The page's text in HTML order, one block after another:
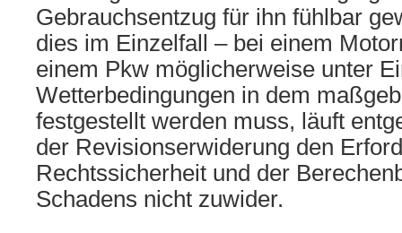
Gebrauchsentzug für ihn fühlbar
dies im Einzelfall – bei einem
einem Pkw möglicherweise unter
Wetterbedingungen in dem
festgestellt werden muss, läuft
der Revisionserwiderung den
Rechtssicherheit und der
Schadens nicht zuwider.